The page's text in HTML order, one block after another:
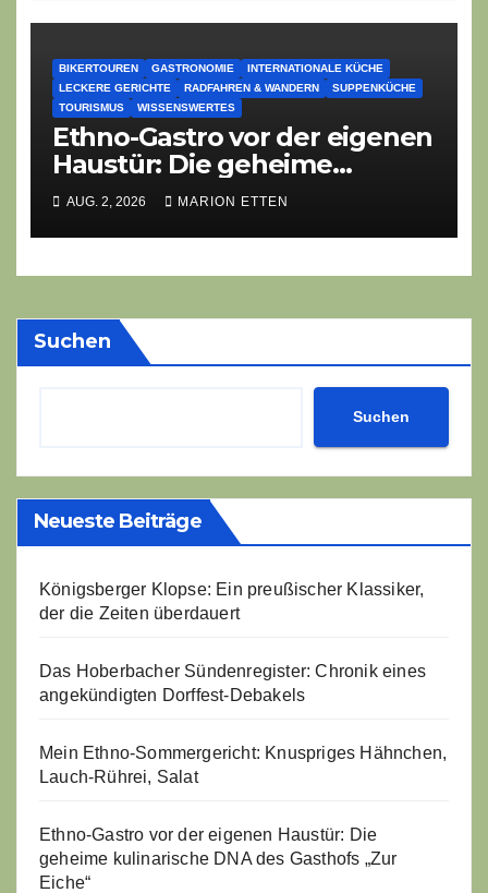
BIKERTOUREN GASTRONOMIE
INTERNATIONALE KÜCHE
LECKERE GERICHTE
RADFAHREN & WANDERN
SUPPENKÜCHE
TOURISMUS
WISSENSWERTES
Ethno-Gastro vor der eigenen
Haustür: Die geheime
kulinarische DNA des
Gasthofs „Zur Eiche“
AUG. 2, 2026 MARION ETTEN
Suchen
Suchen
Neueste Beiträge
Königsberger Klopse: Ein preußischer Klassiker,
der die Zeiten überdauert
Das Hoberbacher Sündenregister: Chronik eines
angekündigten Dorffest-Debakels
Mein Ethno-Sommergericht: Knuspriges Hähnchen,
Lauch-Rührei, Salat
Ethno-Gastro vor der eigenen Haustür: Die
geheime kulinarische DNA des Gasthofs „Zur
Eiche“